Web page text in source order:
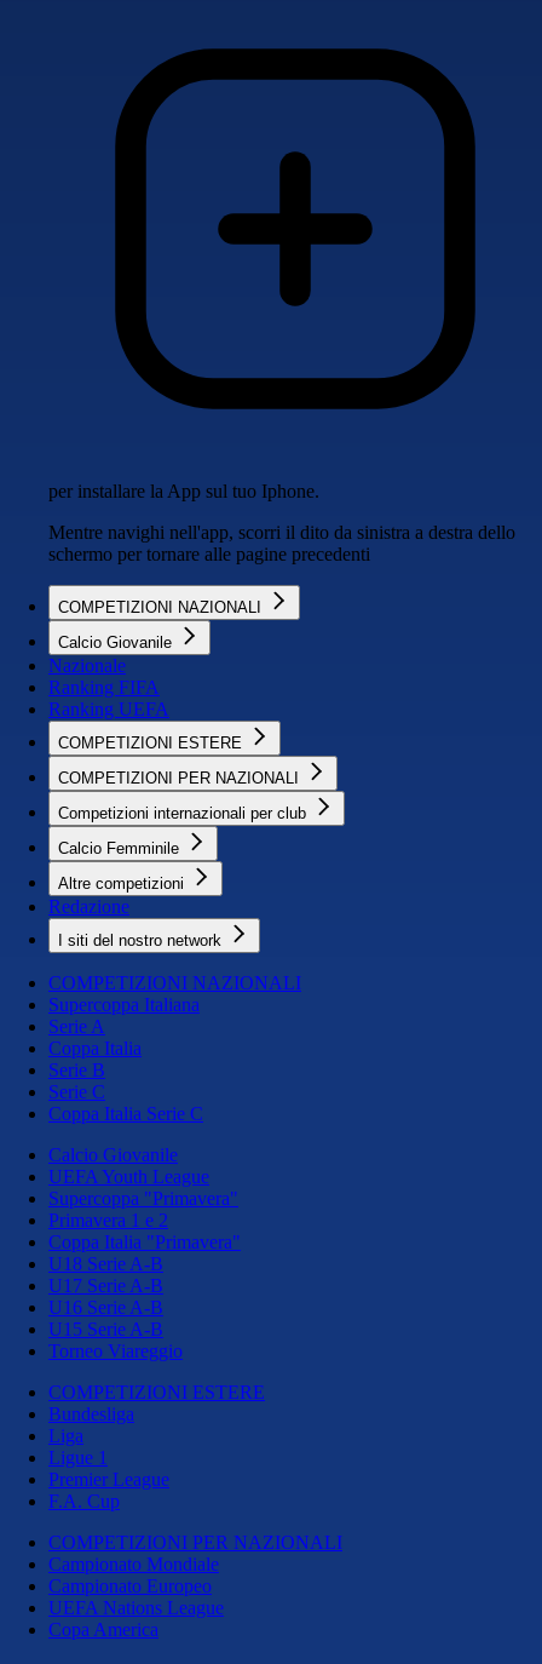
per installare la App sul tuo Iphone.
Mentre navighi nell'app, scorri il dito da sinistra a destra dello
schermo per tornare alle pagine precedenti
COMPETIZIONI NAZIONALI
Calcio Giovanile
Nazionale
Ranking FIFA
Ranking UEFA
COMPETIZIONI ESTERE
COMPETIZIONI PER NAZIONALI
Competizioni internazionali per club
Calcio Femminile
Altre competizioni
Redazione
I siti del nostro network
COMPETIZIONI NAZIONALI
Supercoppa Italiana
Serie A
Coppa Italia
Serie B
Serie C
Coppa Italia Serie C
Calcio Giovanile
UEFA Youth League
Supercoppa "Primavera"
Primavera 1 e 2
Coppa Italia "Primavera"
U18 Serie A-B
U17 Serie A-B
U16 Serie A-B
U15 Serie A-B
Torneo Viareggio
COMPETIZIONI ESTERE
Bundesliga
Liga
Ligue 1
Premier League
F.A. Cup
COMPETIZIONI PER NAZIONALI
Campionato Mondiale
Campionato Europeo
UEFA Nations League
Copa America